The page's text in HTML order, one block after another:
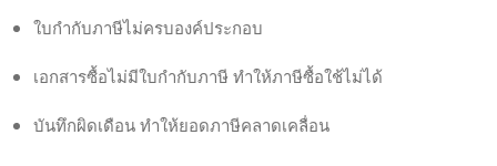
ใบกำกับภาษีไม่ครบองค์ประกอบ
เอกสารซื้อไม่มีใบกำกับภาษี ทำให้ภาษีซื้อใช้ไม่ได้
บันทึกผิดเดือน ทำให้ยอดภาษีคลาดเคลื่อน